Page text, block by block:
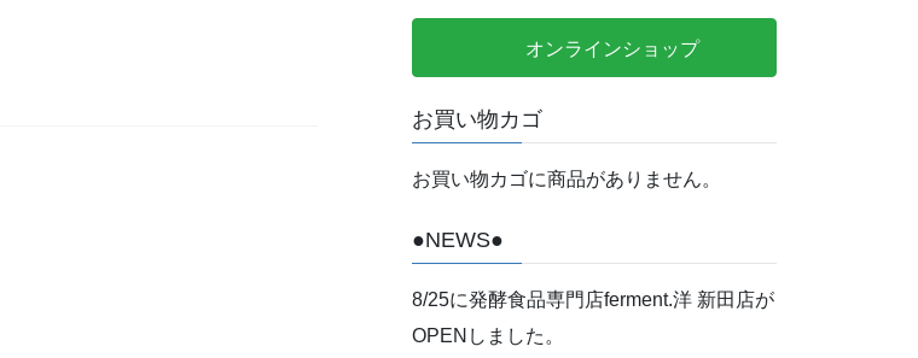
オンラインショップ
お買い物カゴ
お買い物カゴに商品がありません。
●NEWS●
8/25に発酵食品専門店ferment.洋 新田店が
OPENしました。